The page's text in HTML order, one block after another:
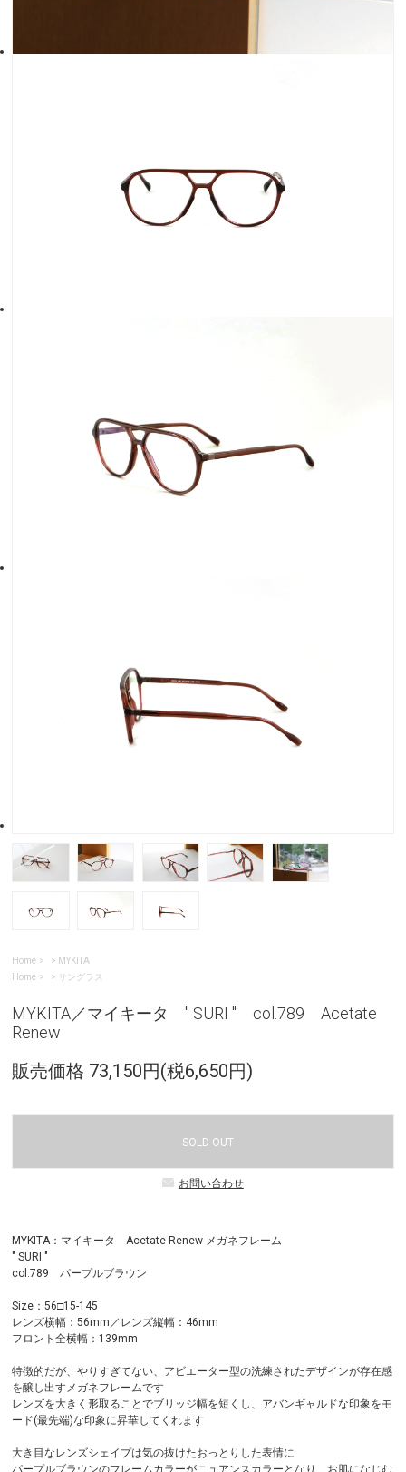
Home > MYKITA
Home
> サングラス
MYKITA／マイキータ " SURI " col.789 Acetate
Renew
販売価格 73,150円(税6,650円)
SOLD OUT
お問い合わせ
MYKITA：マイキータ Acetate Renew メガネフレーム
" SURI "
col.789 パープルブラウン
Size：56□15-145
レンズ横幅：56mm／レンズ縦幅：46mm
フロント全横幅：139mm
特徴的だが、やりすぎてない、アビエーター型の洗練されたデザインが存在感
を醸し出すメガネフレームです
レンズを大きく形取ることでブリッジ幅を短くし、アバンギャルドな印象をモ
ード(最先端)な印象に昇華してくれます
大き目なレンズシェイプは気の抜けたおっとりした表情に
パープルブラウンのフレームカラーがニュアンスカラーとなり、お肌になじむ